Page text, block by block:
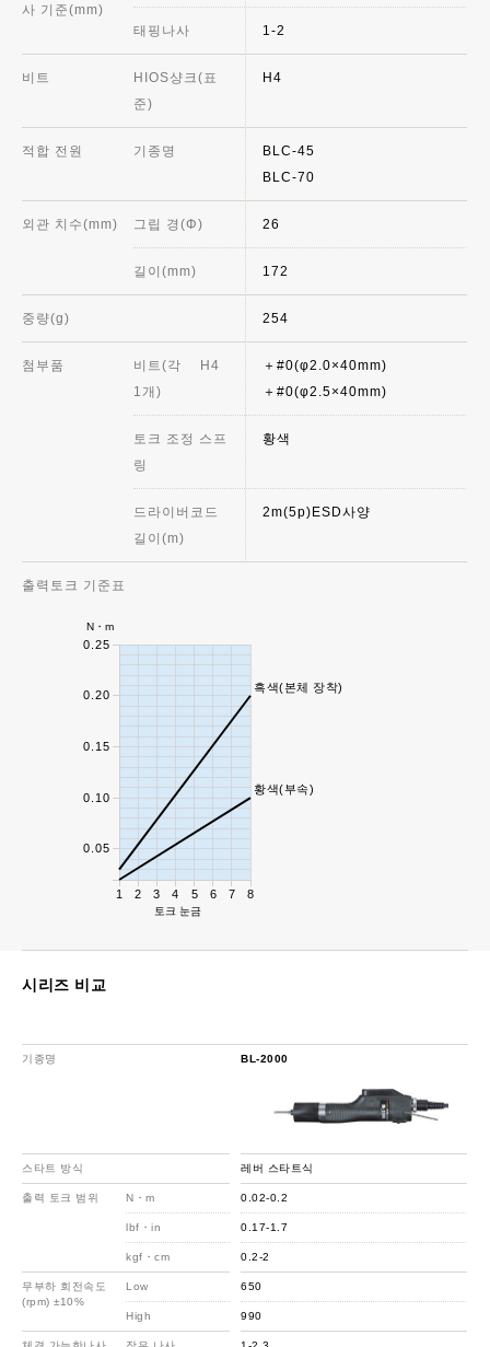
사 기준(mm)
태핑나사
비트
HIOS샹크(표
준)
적합 전원 기종명
외관 치수(mm) 그립 경(Φ)
길이(mm)
중량(g)
첨부품
비트(각
1개)
H4
토크 조정 스프
링
드라이버코드
길이(m)
출력토크 기준표
1-2
H4
BLC-45
BLC-70
26
172
254
＋#0(φ2.0×40mm)
＋#0(φ2.5×40mm)
황색
2m(5p)ESD사양
1 2 3 4 5 6 7 8
토크 눈금
0.05
0.10
0.15
0.20
0.25
N・m
흑색(본체 장착)
황색(부속)
시리즈 비교
기종명
스타트 방식
출력 토크 범위 N・m
lbf・in
kgf・cm
무부하 회전속도
(rpm) ±10%
Low
High
BL-2000
레버 스타트식
0.02-0.2
0.17-1.7
0.2-2
650
990